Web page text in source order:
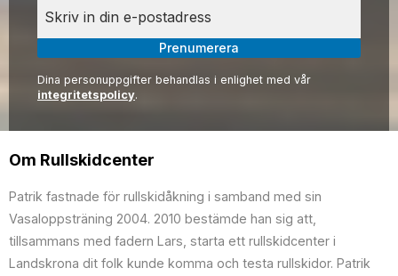
Prenumerera
Dina personuppgifter behandlas i enlighet med vår
integritetspolicy.
Om Rullskidcenter
Patrik fastnade för rullskidåkning i samband med sin
Vasaloppsträning 2004. 2010 bestämde han sig att,
tillsammans med fadern Lars, starta ett rullskidcenter i
Landskrona dit folk kunde komma och testa rullskidor. Patrik